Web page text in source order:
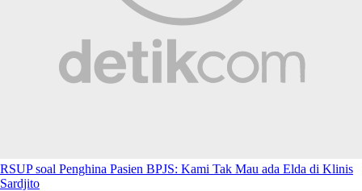
RSUP soal Penghina Pasien BPJS: Kami Tak Mau ada Elda di Klinis
Sardjito